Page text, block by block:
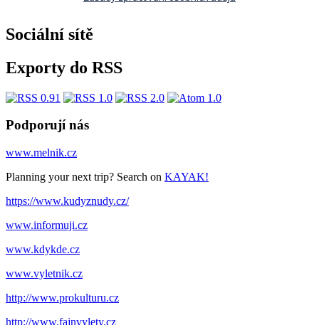
Sociální sítě
Exporty do RSS
Podporují nás
www.melnik.cz
Planning your next trip? Search on KAYAK!
https://www.kudyznudy.cz/
www.informuji.cz
www.kdykde.cz
www.vyletnik.cz
http://www.prokulturu.cz
http://www.fajnvylety.cz